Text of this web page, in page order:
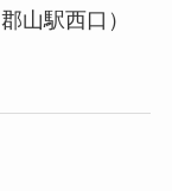
山駅西口）